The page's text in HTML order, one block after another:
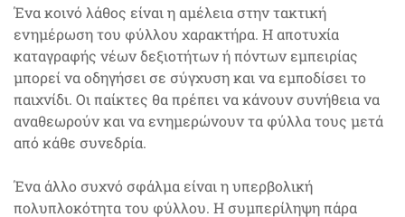
Ένα κοινό λάθος είναι η αμέλεια στην τακτική
ενημέρωση του φύλλου χαρακτήρα. Η αποτυχία
καταγραφής νέων δεξιοτήτων ή πόντων εμπειρίας
μπορεί να οδηγήσει σε σύγχυση και να εμποδίσει το
παιχνίδι. Οι παίκτες θα πρέπει να κάνουν συνήθεια να
αναθεωρούν και να ενημερώνουν τα φύλλα τους μετά
από κάθε συνεδρία.
Ένα άλλο συχνό σφάλμα είναι η υπερβολική
πολυπλοκότητα του φύλλου. Η συμπερίληψη πάρα